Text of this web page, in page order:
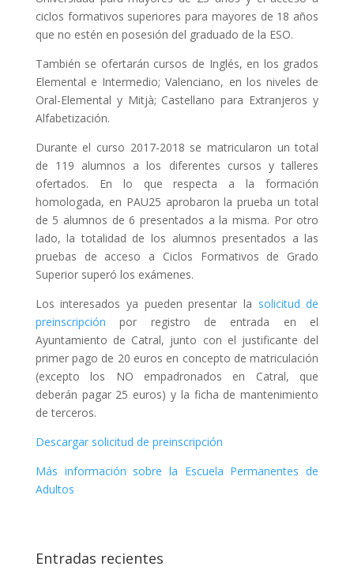
ciclos formativos superiores para mayores de 18 años
que no estén en posesión del graduado de la ESO.
También se ofertarán cursos de Inglés, en los grados
Elemental e Intermedio; Valenciano, en los niveles de
Oral-Elemental y Mitjà; Castellano para Extranjeros y
Alfabetización.
Durante el curso 2017-2018 se matricularon un total
de 119 alumnos a los diferentes cursos y talleres
ofertados. En lo que respecta a la formación
homologada, en PAU25 aprobaron la prueba un total
de 5 alumnos de 6 presentados a la misma. Por otro
lado, la totalidad de los alumnos presentados a las
pruebas de acceso a Ciclos Formativos de Grado
Superior superó los exámenes.
Los interesados ya pueden presentar la solicitud de
preinscripción por registro de entrada en el
Ayuntamiento de Catral, junto con el justificante del
primer pago de 20 euros en concepto de matriculación
(excepto los NO empadronados en Catral, que
deberán pagar 25 euros) y la ficha de mantenimiento
de terceros.
Descargar solicitud de preinscripción
Más información sobre la Escuela Permanentes de
Adultos
Entradas recientes